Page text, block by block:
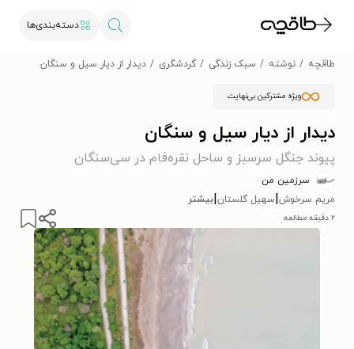
دسته‌بندی‌ها
طاقچه نوشته سبک زندگی گردشگری دیدار از دیار سیل و سنگان
ویژه مشترکین بی‌نهایت
دیدار از دیار سیل و سنگان
پیوند جنگل سرسبز و ساحل نقره‌فام در سی‌سنگان
سرزمین من
مریم سرخوش سهیل گلستان بیشتر
۲ دقیقه مطالعه